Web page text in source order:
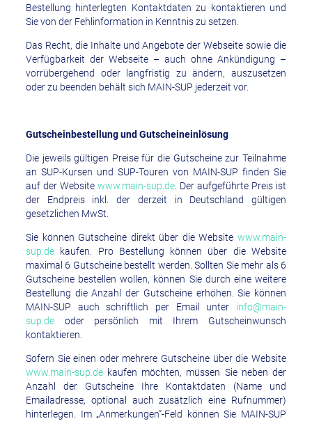
Bestellung hinterlegten Kontaktdaten zu kontaktieren und
Sie von der Fehlinformation in Kenntnis zu setzen.
Das Recht, die Inhalte und Angebote der Webseite sowie die
Verfügbarkeit der Webseite – auch ohne Ankündigung –
vorrübergehend oder langfristig zu ändern, auszusetzen
oder zu beenden behält sich MAIN-SUP jederzeit vor.
Gutscheinbestellung und Gutscheineinlösung
Die jeweils gültigen Preise für die Gutscheine zur Teilnahme
an SUP-Kursen und SUP-Touren von MAIN-SUP finden Sie
auf der Website www.main-sup.de. Der aufgeführte Preis ist
der Endpreis inkl. der derzeit in Deutschland gültigen
gesetzlichen MwSt.
Sie können Gutscheine direkt über die Website www.main-
sup.dekaufen. Pro Bestellung können über die Website
maximal 6 Gutscheine bestellt werden. Sollten Sie mehr als 6
Gutscheine bestellen wollen, können Sie durch eine weitere
Bestellung die Anzahl der Gutscheine erhöhen. Sie können
MAIN-SUP auch schriftlich per Email unter info@main-
sup.deoder persönlich mit Ihrem Gutscheinwunsch
kontaktieren.
Sofern Sie einen oder mehrere Gutscheine über die Website
www.main-sup.dekaufen möchten, müssen Sie neben der
Anzahl der Gutscheine Ihre Kontaktdaten (Name und
Emailadresse, optional auch zusätzlich eine Rufnummer)
hinterlegen. Im „Anmerkungen“-Feld können Sie MAIN-SUP